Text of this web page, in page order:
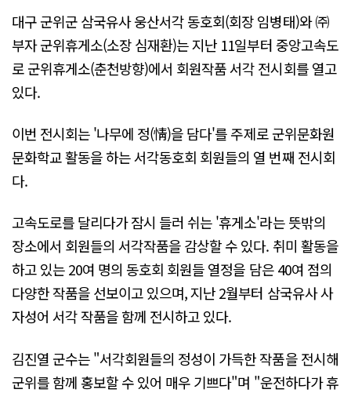
대구 군위군 삼국유사 웅산서각 동호회(회장 임병태)와 ㈜
부자 군위휴게소(소장 심재환)는 지난 11일부터 중앙고속도
로 군위휴게소(춘천방향)에서 회원작품 서각 전시회를 열고
있다.
이번 전시회는 '나무에 정(情)을 담다'를 주제로 군위문화원
문화학교 활동을 하는 서각동호회 회원들의 열 번째 전시회
다.
고속도로를 달리다가 잠시 들러 쉬는 '휴게소'라는 뜻밖의
장소에서 회원들의 서각작품을 감상할 수 있다. 취미 활동을
하고 있는 20여 명의 동호회 회원들 열정을 담은 40여 점의
다양한 작품을 선보이고 있으며, 지난 2월부터 삼국유사 사
자성어 서각 작품을 함께 전시하고 있다.
김진열 군수는 "서각회원들의 정성이 가득한 작품을 전시해
군위를 함께 홍보할 수 있어 매우 기쁘다"며 "운전하다가 휴